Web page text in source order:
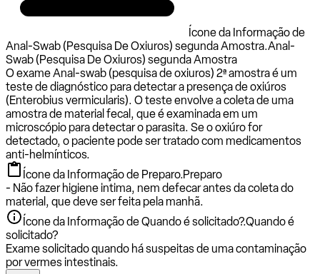
Ícone da Informação de
Anal-Swab (Pesquisa De Oxiuros) segunda Amostra.Anal-
Swab (Pesquisa De Oxiuros) segunda Amostra
O exame Anal-swab (pesquisa de oxiuros) 2ª amostra é um
teste de diagnóstico para detectar a presença de oxiúros
(Enterobius vermicularis). O teste envolve a coleta de uma
amostra de material fecal, que é examinada em um
microscópio para detectar o parasita. Se o oxiúro for
detectado, o paciente pode ser tratado com medicamentos
anti-helmínticos.
Ícone da Informação de Preparo.Preparo
- Não fazer higiene intima, nem defecar antes da coleta do
material, que deve ser feita pela manhã.
Ícone da Informação de Quando é solicitado?.Quando é
solicitado?
Exame solicitado quando há suspeitas de uma contaminação
por vermes intestinais.